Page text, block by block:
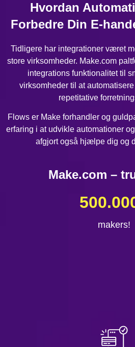
Hvordan
Forbedre Din E-
Tidligere har integrationer været
store virksomheder. Make.com
integrations funktionalitet til
virksomheder til at
repetitative
Flows er Make forhandler og
erfaring i at udvikle automationer
afgjort også hjælpe dig og
Make.com –
makers!